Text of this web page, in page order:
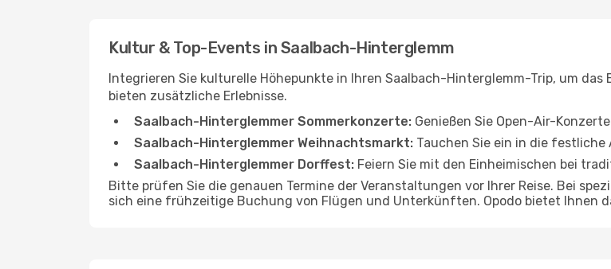
Kultur & Top-Events in Saalbach-Hinterglemm
Integrieren Sie kulturelle Höhepunkte in Ihren Saalbach-Hinterglemm-Trip, um das
bieten zusätzliche Erlebnisse.
Saalbach-Hinterglemmer Sommerkonzerte: Genießen Sie Open-Air-
Saalbach-Hinterglemmer Weihnachtsmarkt: Tauchen Sie ein in die
Saalbach-Hinterglemmer Dorffest: Feiern Sie mit den Einheimischen bei
Bitte prüfen Sie die genauen Termine der Veranstaltungen vor Ihrer Reise. Bei
sich eine frühzeitige Buchung von Flügen und Unterkünften. Opodo bietet Ihnen